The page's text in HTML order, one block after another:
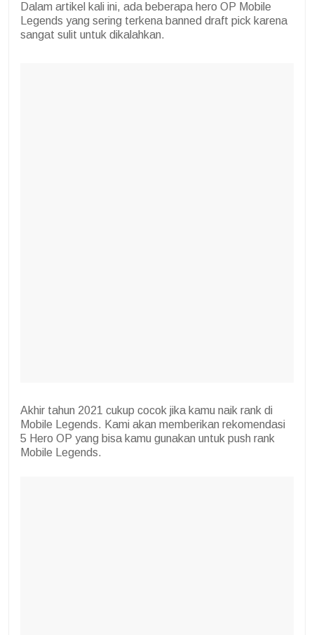
Dalam artikel kali ini, ada beberapa hero OP Mobile
Legends yang sering terkena banned draft pick karena
sangat sulit untuk dikalahkan.
Akhir tahun 2021 cukup cocok jika kamu naik rank di
Mobile Legends. Kami akan memberikan rekomendasi
5 Hero OP yang bisa kamu gunakan untuk push rank
Mobile Legends.